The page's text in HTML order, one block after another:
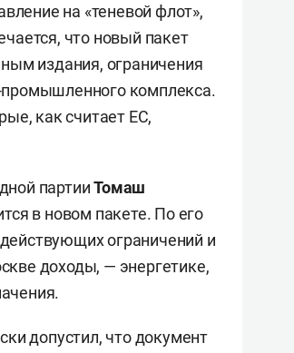
на «теневой флот»,
что новый пакет
издания, ограничения
промышленного комплекса.
как считает ЕС,
партииТомаш
в новом пакете. По его
ограничений и
доходы, — энергетике,
допустил, что документ